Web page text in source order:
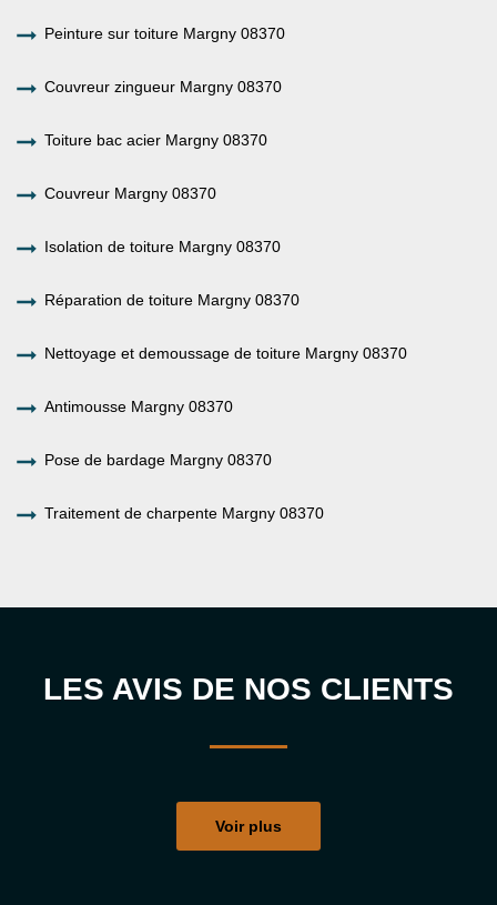
Peinture sur toiture Margny 08370
Couvreur zingueur Margny 08370
Toiture bac acier Margny 08370
Couvreur Margny 08370
Isolation de toiture Margny 08370
Réparation de toiture Margny 08370
Nettoyage et demoussage de toiture Margny 08370
Antimousse Margny 08370
Pose de bardage Margny 08370
Traitement de charpente Margny 08370
LES AVIS DE NOS CLIENTS
Voir plus